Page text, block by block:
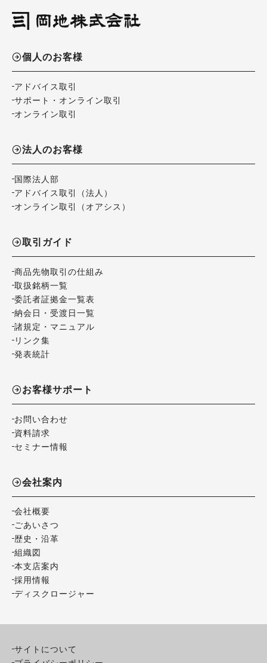
個人のお客様
アドバイス取引
サポート・オンライン取引
オンライン取引
法人のお客様
国際法人部
アドバイス取引（法人）
オンライン取引（オアシス）
取引ガイド
商品先物取引の仕組み
取扱銘柄一覧
委託者証拠金一覧表
納会日・受渡日一覧
諸規定・マニュアル
リンク集
発表統計
お客様サポート
お問い合わせ
資料請求
セミナー情報
会社案内
会社概要
ごあいさつ
歴史・沿革
組織図
本支店案内
採用情報
ディスクロージャー
サイトについて